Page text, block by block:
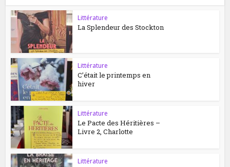
Littérature
La Splendeur des Stockton
Littérature
C’était le printemps en
hiver
Littérature
Le Pacte des Héritières –
Livre 2, Charlotte
Littérature